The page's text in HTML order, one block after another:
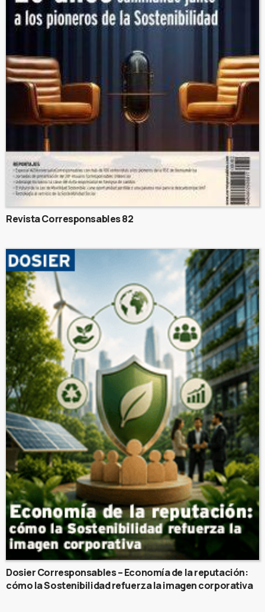
Revista Corresponsables 82
Dosier Corresponsables – Economía de la reputación:
cómo la Sostenibilidad refuerza la imagen corporativa